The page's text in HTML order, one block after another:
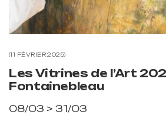
11 FÉVRIER 2025
Les Vitrines de l’Art
Fontainebleau
08/03 > 31/03